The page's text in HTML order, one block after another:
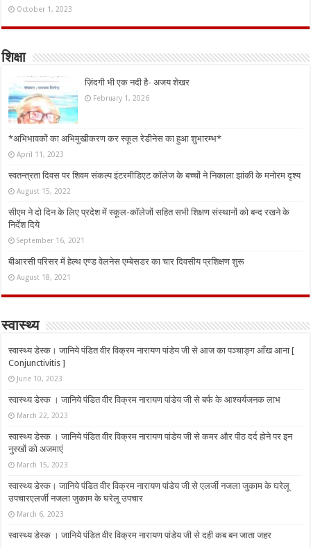
October 1, 2023
शिक्षा
ज़िंदगी भी एक नदी है- अजय शेखर
February 1, 2026
*अभिभावकों का अभिमुखीकरण कर स्कूल रेडीनेस का हुआ शुभारम्भ*
April 11, 2023
स्वतन्त्रता दिवस पर शिवम संकल्प इंटरमीडिएट कॉलेज के बच्चों ने निकाला झांकी के मनोरम दृश्य
August 15, 2022
सीएम ने दो दिन के लिए प्रदेश में स्कूल-कॉलेजों सहित सभी शिक्षण संस्थानों को बन्द रखने के
निर्देश दिये
September 16, 2021
बीआरसी परिसर में हेल्थ एण्ड वेलनेस एम्बेसडर का चार दिवसीय प्रशिक्षण शुरू
August 18, 2021
स्वास्थ्य
स्वास्थ्य डेस्क। जानिये पंडित वीर विक्रम नारायण पांडेय जी से आज का पञ्चाङ्ग आँख आना [
Conjunctivitis ]
June 10, 2023
स्वास्थ्य डेस्क । जानिये पंडित वीर विक्रम नारायण पांडेय जी से बर्फ के आश्चर्यजनक लाभ
March 22, 2023
स्वास्थ्य डेस्क । जानिये पंडित वीर विक्रम नारायण पांडेय जी से कमर और पीठ दर्द होने पर इन
नुस्‍खों को अजमाएं
March 15, 2023
स्वास्थ्य डेस्क। जानिये पंडित वीर विक्रम नारायण पांडेय जी से एलर्जी नजला जुकाम के घरेलू
उपचारएलर्जी नजला जुकाम के घरेलू उपचार
March 6, 2023
स्वास्थ्य डेस्क । जानिये पंडित वीर विक्रम नारायण पांडेय जी से दही कब बन जाता जहर